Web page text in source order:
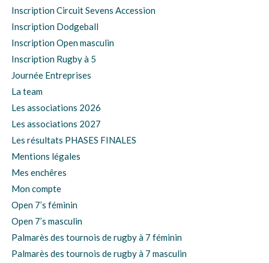
Inscription Circuit Sevens Accession
Inscription Dodgeball
Inscription Open masculin
Inscription Rugby à 5
Journée Entreprises
La team
Les associations 2026
Les associations 2027
Les résultats PHASES FINALES
Mentions légales
Mes enchêres
Mon compte
Open 7’s féminin
Open 7’s masculin
Palmarès des tournois de rugby à 7 féminin
Palmarès des tournois de rugby à 7 masculin